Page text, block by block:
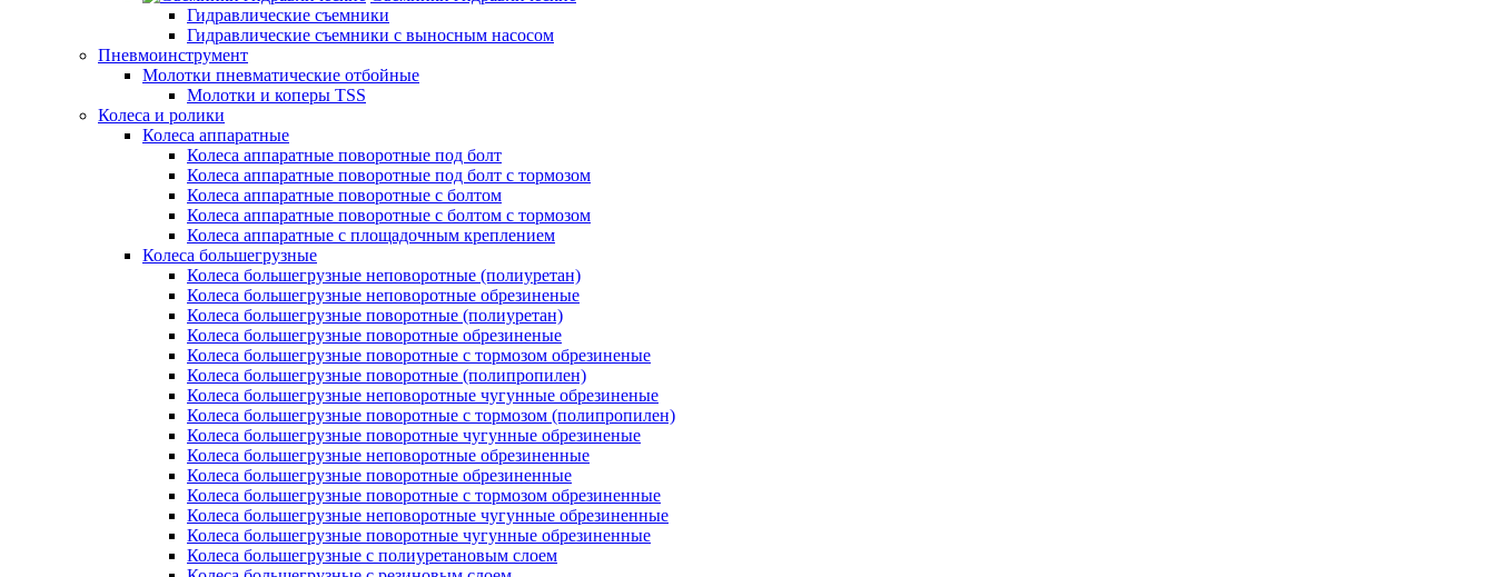
Гидравлические съемники
Гидравлические cъемники с выносным насосом
Пневмоинструмент
Молотки пневматические отбойные
Молотки и коперы TSS
Колеса и ролики
Колеса аппаратные
Колеса аппаратные поворотные под болт
Колеса аппаратные поворотные под болт с тормозом
Колеса аппаратные поворотные с болтом
Колеса аппаратные поворотные с болтом с тормозом
Колеса аппаратные с площадочным креплением
Колеса большегрузные
Колеса большегрузные неповоротные (полиуретан)
Колеса большегрузные неповоротные обрезиненые
Колеса большегрузные поворотные (полиуретан)
Колеса большегрузные поворотные обрезиненые
Колеса большегрузные поворотные с тормозом обрезиненые
Колеса большегрузные поворотные (полипропилен)
Колеса большегрузные неповоротные чугунные обрезиненые
Колеса большегрузные поворотные с тормозом (полипропилен)
Колеса большегрузные поворотные чугунные обрезиненые
Колеса большегрузные неповоротные обрезиненные
Колеса большегрузные поворотные обрезиненные
Колеса большегрузные поворотные с тормозом обрезиненные
Колеса большегрузные неповоротные чугунные обрезиненные
Колеса большегрузные поворотные чугунные обрезиненные
Колеса большегрузные с полиуретановым слоем